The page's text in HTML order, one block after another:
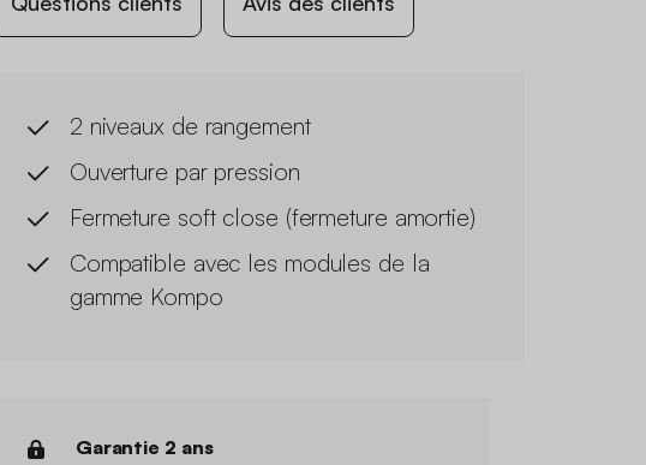
2 niveaux de rangement
Ouverture par pression
Fermeture soft close (fermeture amortie)
Compatible avec les modules de la
gamme Kompo
Garantie 2 ans